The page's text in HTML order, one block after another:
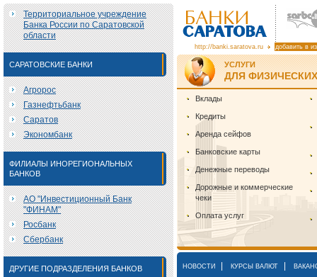
Территориальное учреждение
Банка России по Саратовской
области
САРАТОВСКИЕ БАНКИ
Агророс
Газнефтьбанк
Саратов
Экономбанк
ФИЛИАЛЫ ИНОРЕГИОНАЛЬНЫХ
БАНКОВ
АО "Инвестиционный Банк
"ФИНАМ"
Росбанк
Сбербанк
ДРУГИЕ ПОДРАЗДЕЛЕНИЯ БАНКОВ
http://banki.saratova.ru добавить в
УСЛУГИ
ДЛЯ
Вклады
Кредиты
Аренда сейфов
Банковские карты
Денежные переводы
Дорожные и коммерческие
чеки
Оплата услуг
НОВОСТИ КУРСЫ ВАЛЮТ